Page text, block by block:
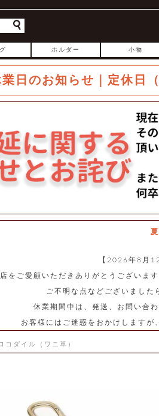
ホルダー 小物
日のお知らせ｜定休日
【2026年8月
をご愛顧いただきありがとうございま
ご不明な点などございました
休業期間中は、発送、お問い合
お客様にはご迷惑をおかけしますが
コダイル（ワニ革）